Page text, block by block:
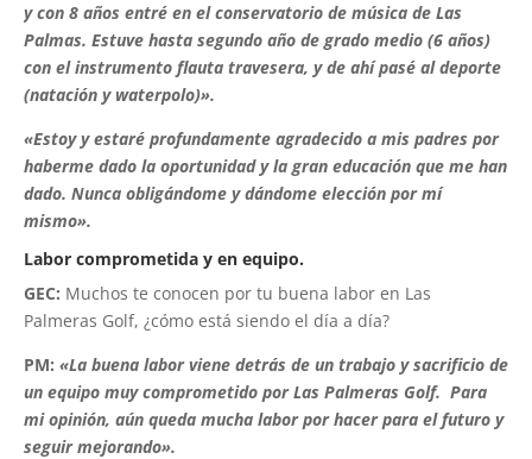
y con 8 años entré en el conservatorio de música de Las
Palmas. Estuve hasta segundo año de grado medio (6 años)
con el instrumento flauta travesera, y de ahí pasé al deporte
(natación y waterpolo)».
«Estoy y estaré profundamente agradecido a mis padres por
haberme dado la oportunidad yla gran educación que me han
dado. Nunca obligándome y dándome elección por mí
mismo».
Labor comprometida y en equipo.
GEC: Muchos te conocen por tu buena labor en Las
Palmeras Golf, ¿cómo está siendo el día a día?
PM: «La buena labor viene detrás de un trabajo y sacrificio de
un equipo muy comprometido por Las Palmeras Golf. Para
mi opinión, aún queda mucha labor por hacer para el futuro y
seguir mejorando».